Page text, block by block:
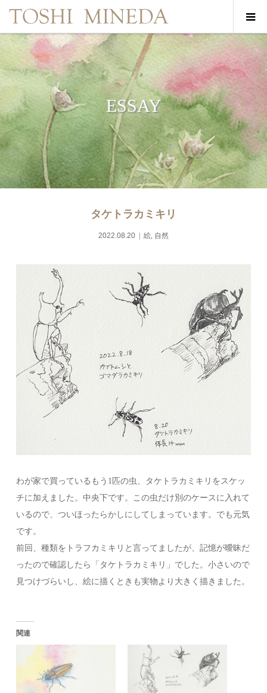
ESSAY
タケトラカミキリ
2022.08.20 絵, 自然
わが家で買っているもう1匹の虫、タケトラカミキリをスケッ
チに加えました。中央下です。この虫だけ別のケースに入れて
いるので、ついほったらかしにしてしまっています。でも元気
です。
前回、種類をトラフカミキリと言ってましたが、記憶が曖昧だ
ったので確認したら「タケトラカミキリ」でした。小さいので
見つけづらいし、絵に描くときも実物より大きく描きました。
関連